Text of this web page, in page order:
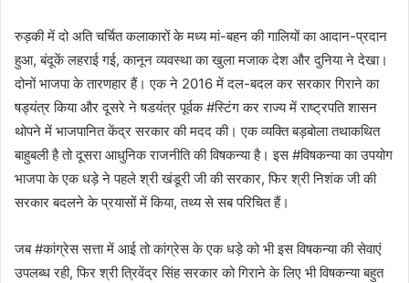
रुड़की में दो अति चर्चित कलाकारों के मध्य मां-बहन की गालियों का आदान-प्रदान
हुआ, बंदूकें लहराई गई, कानून व्यवस्था का खुला मजाक देश और दुनिया ने देखा।
दोनों भाजपा के तारणहार हैं। एक ने 2016 में दल-बदल कर सरकार गिराने का
षड्यंत्र किया और दूसरे ने षडयंत्र पूर्वक #स्टिंग कर राज्य में राष्ट्रपति शासन
थोपने में भाजपानित केंद्र सरकार की मदद की। एक व्यक्ति बड़बोला तथाकथित
बाहुबली है तो दूसरा आधुनिक राजनीति की विषकन्या है। इस #विषकन्या का उपयोग
भाजपा के एक धड़े ने पहले श्री खंडूरी जी की सरकार, फिर श्री निशंक जी की
सरकार बदलने के प्रयासों में किया, तथ्य से सब परिचित हैं।
जब #कांग्रेस सत्ता में आई तो कांग्रेस के एक धड़े को भी इस विषकन्या की सेवाएं
उपलब्ध रही, फिर श्री त्रिवेंद्र सिंह सरकार को गिराने के लिए भी विषकन्या बहुत